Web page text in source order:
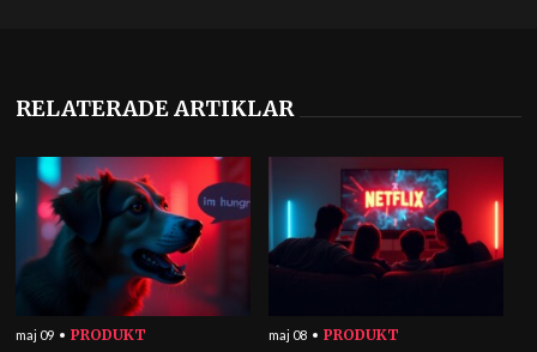
RELATERADE ARTIKLAR
maj 09 PRODUKT maj 08 PRODUKT